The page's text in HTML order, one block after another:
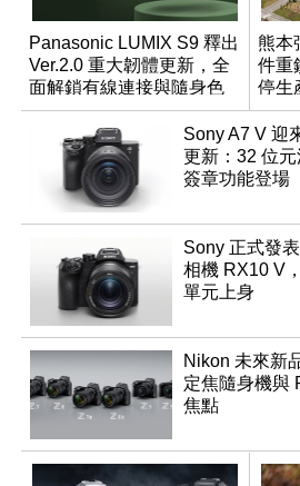
Panasonic LUMIX S9 釋出
Ver.2.0 重大韌體更新，全
面解鎖有線連接與隨身色
調編輯
熊本
件重
停生
機？
Sony A7 V 迎
更新：32 位
簽章功能登場
Sony 正式發
相機 RX10 V
單元上身
Nikon 未來新
定焦隨身機與
焦點